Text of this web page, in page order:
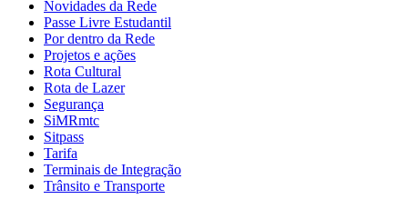
Novidades da Rede
Passe Livre Estudantil
Por dentro da Rede
Projetos e ações
Rota Cultural
Rota de Lazer
Segurança
SiMRmtc
Sitpass
Tarifa
Terminais de Integração
Trânsito e Transporte